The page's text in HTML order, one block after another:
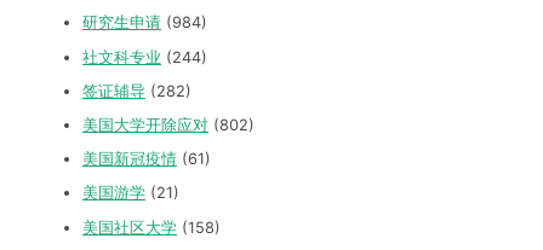
研究生申请 (984)
社文科专业 (244)
签证辅导 (282)
美国大学开除应对 (802)
美国新冠疫情 (61)
美国游学 (21)
美国社区大学 (158)